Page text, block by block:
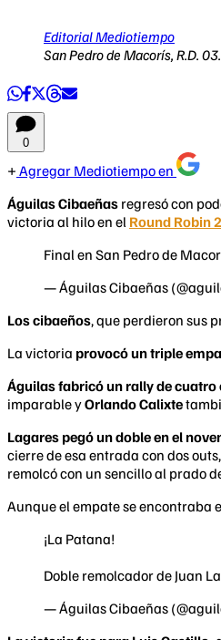
Editorial Mediotiempo
San Pedro de Macorís, R.D.
0
Agregar Mediotiempo en
Águilas Cibaeñas regresó con
victoria al hilo en el Round Robin
Final en San Pedro de
— Águilas Cibaeñas
Los cibaeños, que perdieron sus
La victoria provocó un triple
Águilas fabricó un rally de
imparable yOrlando Calixte
Lagares pegó un doble en el
cierre de esa entrada con dos outs,
remolcó con un sencillo al prado
Aunque el empate se encontraba
¡La Patana!
Doble remolcador de Juan
— Águilas Cibaeñas